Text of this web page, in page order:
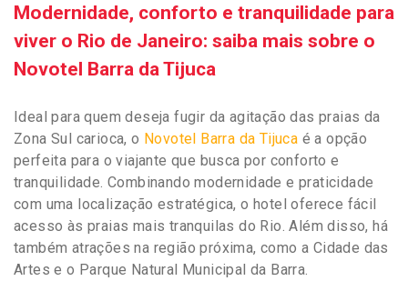
Modernidade, conforto e tranquilidade para
viver o Rio de Janeiro: saiba mais sobre o
Novotel Barra da Tijuca
Ideal para quem deseja fugir da agitação das praias da
Zona Sul carioca, o Novotel Barra da Tijuca é a opção
perfeita para o viajante que busca por conforto e
tranquilidade. Combinando modernidade e praticidade
com uma localização estratégica, o hotel oferece fácil
acesso às praias mais tranquilas do Rio. Além disso, há
também atrações na região próxima, como a Cidade das
Artes e o Parque Natural Municipal da Barra.